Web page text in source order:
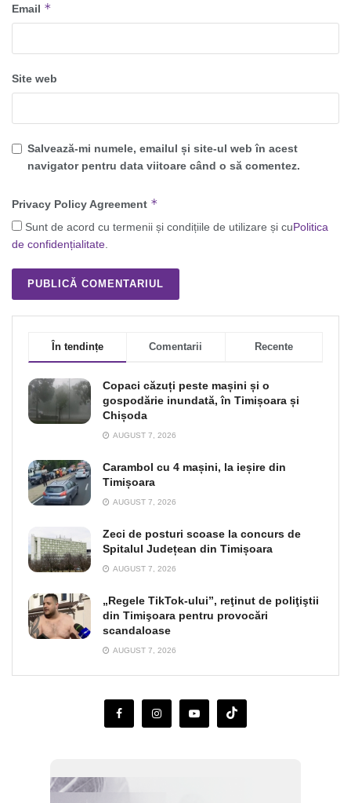
Email *
Site web
Salvează-mi numele, emailul și site-ul web în acest
navigator pentru data viitoare când o să comentez.
Privacy Policy Agreement *
Sunt de acord cu termenii și condițiile de utilizare și cuPolitica
de confidențialitate.
În tendințe Comentarii Recente
Copaci căzuți peste mașini și o
gospodărie inundată, în Timișoara și
Chișoda
AUGUST 7, 2026
Carambol cu 4 mașini, la ieșire din
Timișoara
AUGUST 7, 2026
Zeci de posturi scoase la concurs de
Spitalul Județean din Timișoara
AUGUST 7, 2026
„Regele TikTok-ului”, reţinut de poliţiştii
din Timişoara pentru provocări
scandaloase
AUGUST 7, 2026